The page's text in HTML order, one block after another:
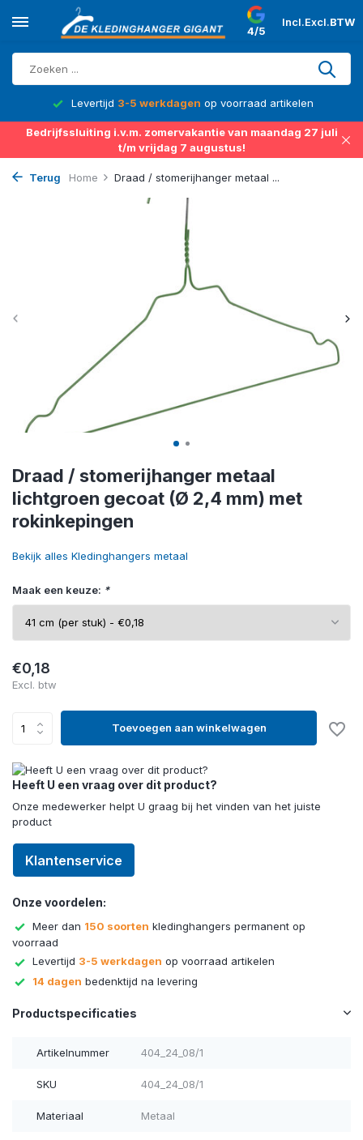
4/5
Incl.Excl.BTW
Levertijd 3-5 werkdagen op voorraad artikelen
Bedrijfssluiting i.v.m. zomervakantie van maandag 27 juli
t/m vrijdag 7 augustus!
Terug Home Draad / stomerijhanger metaal ...
Draad / stomerijhanger metaal
lichtgroen gecoat (Ø 2,4 mm) met
rokinkepingen
Bekijk alles Kledinghangers metaal
Maak een keuze: *
€0,18
Excl. btw
Toevoegen aan winkelwagen
Heeft U een vraag over dit product?
Onze medewerker helpt U graag bij het vinden van het juiste
product
Klantenservice
Onze voordelen:
Meer dan 150 soorten kledinghangers permanent op
voorraad
Levertijd 3-5 werkdagen op voorraad artikelen
14 dagen bedenktijd na levering
Productspecificaties
Artikelnummer 404_24_08/1
SKU 404_24_08/1
Materiaal Metaal